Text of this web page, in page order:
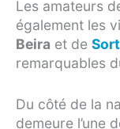
Les amateurs
également les
Beira et de
remarquables
Du côté de la
demeure l’une